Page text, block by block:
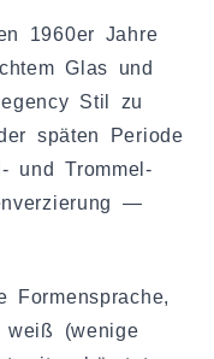
1960er Jahre
Glas und
Stil zu
späten Periode
und Trommel-
—
Formensprache,
weiß (wenige